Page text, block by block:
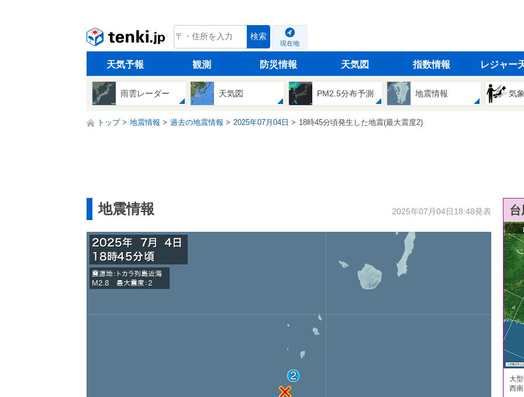
tenki.jp 検索
現在地
天気予報 観測 防災情報 天気図 指数情報 レジャー
雨雲レーダー 天気図 PM2.5分布予測 地震情報 気
トップ 地震情報 過去の地震情報 2025年07月04日 18時45分頃発生した地震(最大震度2)
地震情報 2025年07月04日18:48発表
大
西